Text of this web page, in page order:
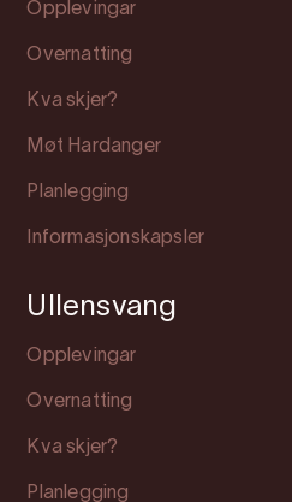
Opplevingar
Overnatting
Kva skjer?
Møt Hardanger
Planlegging
Informasjonskapsler
Ullensvang
Opplevingar
Overnatting
Kva skjer?
Planlegging